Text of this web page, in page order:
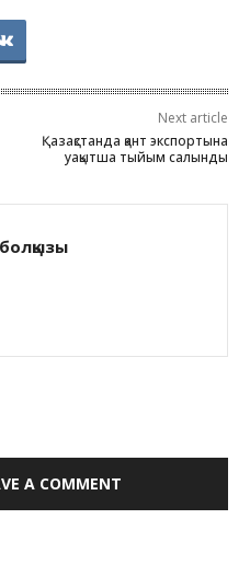
Next article
Қазақстанда қант экспортына
уақытша тыйым салынды
A COMMENT